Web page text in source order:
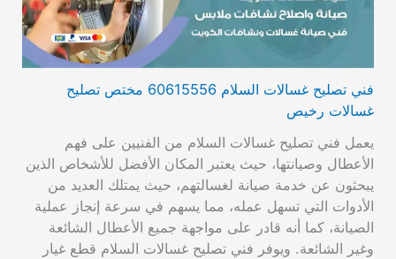
فني تصليح غسالات السلام 60615556 مختص تصليح
غسالات رخيص
يعمل فني تصليح غسالات السلام من الفنيين على فهم
الأعطال وصيانتها، حيث يعتبر المكان الأفضل للأشخاص الذين
يبحثون عن خدمة صيانة لغسالتهم، حيث يمتلك العديد من
الأدوات التي تسهل عمله، مما يسهم في سرعة إنجاز عملية
الصيانة، كما أنه قادر على مواجهة جميع الأعطال الشائعة
وغير الشائعة. ويوفر فني تصليح غسالات السلام قطع غيار